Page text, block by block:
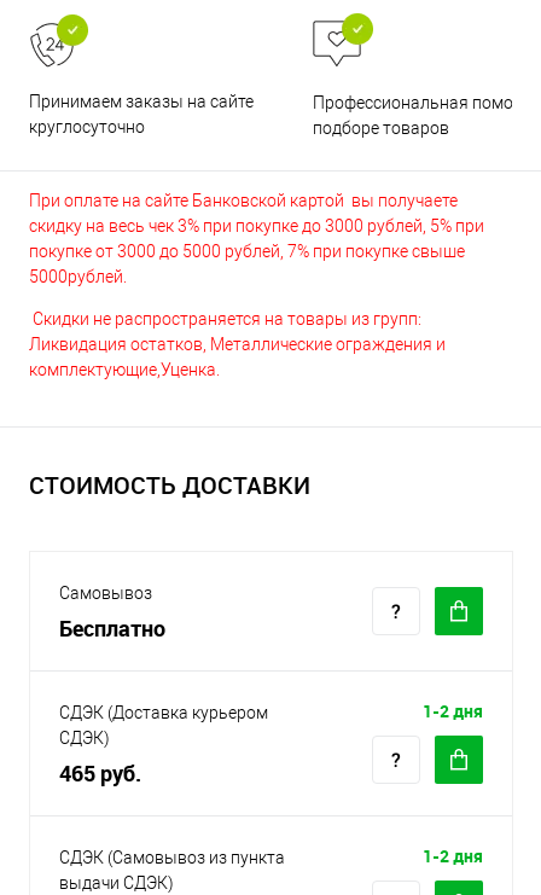
Принимаем заказы на сайте
круглосуточно
Профессиональная помощь
подборе товаров
При оплате на сайте Банковской картой вы получаете
скидку на весь чек 3% при покупке до 3000 рублей, 5% при
покупке от 3000 до 5000 рублей, 7% при покупке свыше
5000рублей.
Скидки не распространяется на товары из групп:
Ликвидация остатков, Металлические ограждения и
комплектующие,Уценка.
СТОИМОСТЬ ДОСТАВКИ
Самовывоз
Бесплатно
СДЭК (Доставка курьером
СДЭК)
465 руб.
1-2 дня
СДЭК (Самовывоз из пункта
выдачи СДЭК)
1-2 дня